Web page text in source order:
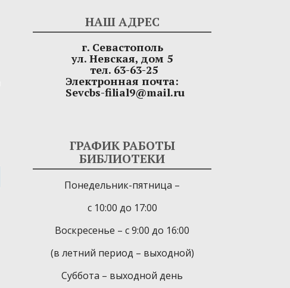
НАШ АДРЕС
г. Севастополь
ул. Невская, дом 5
тел. 63-63-25
Электронная почта:
Sevcbs-filial9@mail.ru
ГРАФИК РАБОТЫ
БИБЛИОТЕКИ
Понедельник-пятница –
с 10:00 до 17:00
Воскресенье – с 9:00 до 16:00
(в летний период – выходной)
Суббота – выходной день